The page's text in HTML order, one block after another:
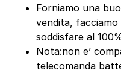
Forniamo una
vendita,
soddisfare al
Nota:non e’
telecomanda